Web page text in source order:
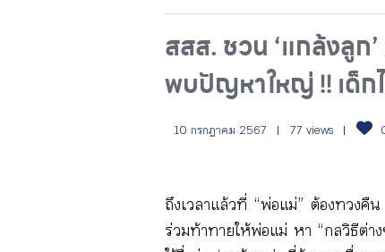
สสส. ชวน ‘แกล้งลูก
พบปัญหาใหญ่ !! เด็ก
10 กรกฎาคม 2567 77 views
ถึงเวลาแล้วที่ “พ่อแม่” ต้องทวงคื
ร่วมท้าทายให้พ่อแม่ หา “กลวิธีต่า